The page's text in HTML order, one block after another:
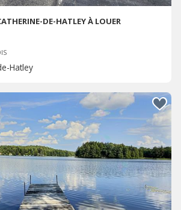
DE-HATLEY À LOUER
Hatley